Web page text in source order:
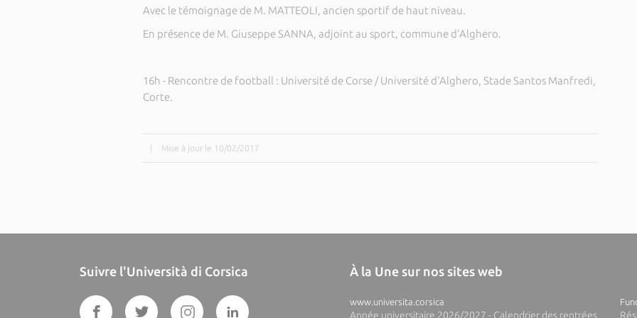
Avec le témoignage de M. MATTEOLI, ancien sportif de haut niveau.
En présence de M. Giuseppe SANNA, adjoint au sport, commune d'Alghero.
16h - Rencontre de football : Université de Corse / Université d'Alghero, Stade Santos Manfredi,
Corte.
Mise à jour le 10/02/2017
Suivre l'Università di Corsica À la Une sur nos sites web
www.universita.corsica
Année universitaire 2026/2027 - Calendrier des rentrées